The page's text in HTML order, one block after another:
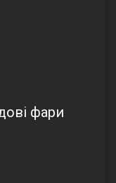
фари